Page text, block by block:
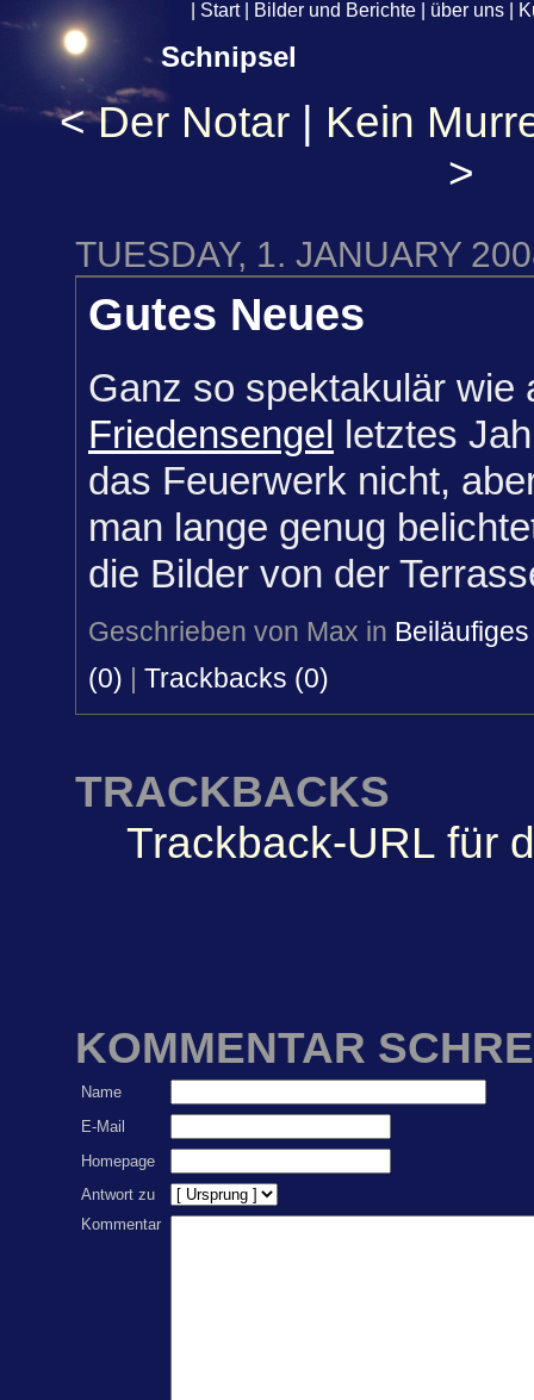
Start| Bilder und Berichte über uns
Schnipsel
< Der Notar | Kein
>
TUESDAY, 1. JANUARY
Gutes Neues
Ganz so spektakulär wie
Friedensengel letztes
das Feuerwerk nicht,
man lange genug
die Bilder von der
Geschrieben von Max in Beiläufiges
(0)
Trackbacks (0)
TRACKBACKS
Trackback-URL für
KOMMENTAR
Name
E-Mail
Homepage
Antwort zu
Kommentar